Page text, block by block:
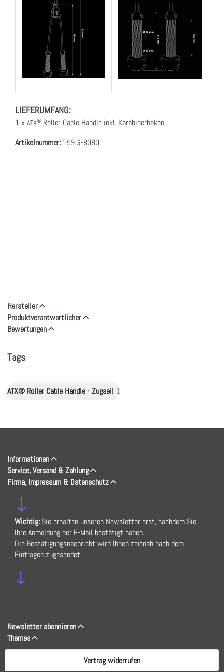
LIEFERUMFANG:
1 x ATX® Roller Cable Handle inkl. Karabinerhaken
Artikelnummer: 159.G-8080
Hersteller
Produktverantwortlicher
Bewertungen
Tags
ATX® Roller Cable Handle - Zugseil 1
Informationen
Service, Versand & Zahlung
Firma, Impressum & Datenschutz
↓
Wichtig: Sie erhalten unseren Newsletter erst, nachdem Sie
Ihre Anmeldung per E-Mail bestätigt haben.
Die Bestätigungsnachricht wird Ihnen zeitnah nach dem
Eintragen zugesendet.
↓
Newsletter abonnieren
Themes
Vertrag widerrufen